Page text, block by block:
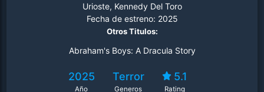
Urioste, Kennedy Del Toro
Fecha de estreno: 2025
Otros Titulos:
Abraham's Boys: A Dracula Story
2025
Año
Terror
Generos
5.1
Rating